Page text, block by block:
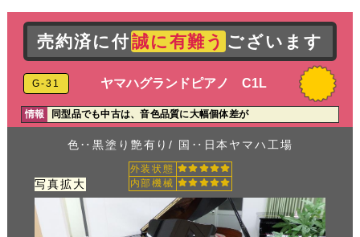
売約済に付誠に有難う ございます
G-31 ヤマハグランドピアノ C1L
情報 同型品でも中古は、音色品質に大幅個体差が
色‥黒塗り艶有り/ 国‥日本ヤマハ工場
写真拡大
外装状態
内部機械